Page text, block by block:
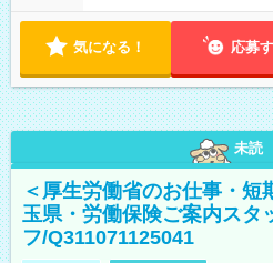
気になる！ 応募
未読
＜厚生労働省のお仕事・短
玉県・労働保険ご案内スタ
フ/Q311071125041